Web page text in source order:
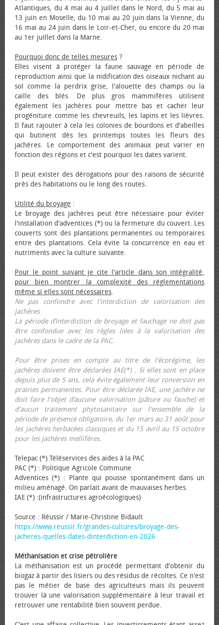
Atlantiques, du 4 mai au 4 juillet dans le Nord, du 5 mai au
13 juin en Moselle, du 10 mai au 20 juin dans la Vienne, du
16 mai au 24 juin dans le Loir-et-Cher, ou encore du 20 mai
au 1er juillet dans la Marne.
Pourquoi donc de telles mesures ?
Elles visent à protéger la faune sauvage en période de
reproduction ainsi que la nidification des oiseaux nichant au
sol comme la perdrix grise, l'alouette des champs ou la
caille des blés. De plus gros mammifères utilisent
également les jachères pour mettre bas et cacher leur
progéniture comme les chevreuils, les lapins et les lièvres.
Il faut rajouter à cela les colonies de bourdons et d'abeilles
qui butinent dès les printemps toutes les fleurs des
jachères. Le comportement des animaux peut varier en
fonction des régions et c'est pourquoi les dates varient.
Il peut exister des dérogations pour des raisons de sécurité
près des habitations ou le long des routes.
Utilité du broyage :
Le broyage des jachères peut être nécessaire pour éviter
l'installation d'adventices (*) ou la fermeture du couvert. Les
couverts sont des plantations permanentes ou temporaires
entre des plantations. Cela évite la concurrence en eau et
nutriments avec la culture suivante.
Pour le point suivant je cite l'article dans son intégralité,
pour bien montrer la complexité des réglementations
même si elles sont nécessaires.
Ne pas confondre avec l'interdiction de valorisation des
jachères
La période d’interdiction de broyage et fauchage ne doit pas
être confondue avec les règles liées à la valorisation des
jachères dans le cadre de la PAC.
Pour être prises en compte au titre de l'écorégime, les
jachères doivent être déclarées IAE(*) . Si elles sont en place
depuis plus de 5 ans, cela évite également leur conversion en
prairies permanentes. Pour être déclarée IAE, une jachère ne
doit faire l'objet d’aucune valorisation (pâture ou fauche) et
d'aucun traitement phytosanitaire sur l'ensemble de la
période de présence obligatoire, du 1er mars au 31 août pour
les jachères herbacées classiques et du 15 avril au 15 octobre
pour les jachères mellifères.
Telepac (*) Téléservices des aides à la PAC
PAC (*) : Politique Agricole Commune
Adventices (*) : Plante qui pousse spontanément dans un
milieu aménagé. On parlait avant de mauvaises herbes.
IAE (*) :(infrastructures agroécologiques)
Source : Réussir / Marie-Christine Bidault
https://www.reussir.fr/grandes-cultures/broyage-des-
jacheres-quelles-dates-dinterdiction-en-2026
Méthanisation et crise pétrolière
La méthanisation est un procédé permettant d'obtenir du
biogaz à partir des lisiers ou des résidus de récoltes. Ce n'est
pas le métier de base des agriculteurs mais ils peuvent
trouver là une valorisation supplémentaire à leur travail et
retrouver une rentabilité bien souvent perdue.